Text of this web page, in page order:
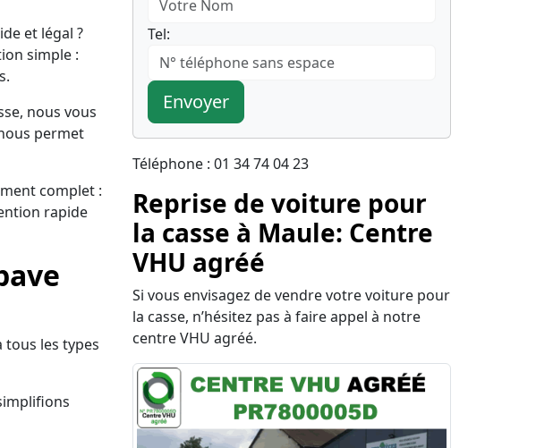
et légal ?
simple :
nous vous
permet
complet :
rapide
tous les types
Tel:
Envoyer
Téléphone : 01 34 74 04 23
Reprise de voiture pour
la casse à Maule: Centre
VHU agréé
Si vous envisagez de vendre votre voiture pour
la casse, n’hésitez pas à faire appel à notre
centre VHU agréé.